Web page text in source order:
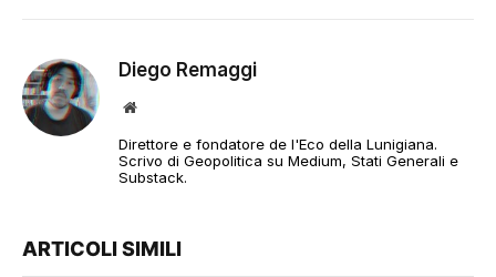
Diego Remaggi
Sito
Direttore e fondatore de l'Eco della Lunigiana.
Scrivo di Geopolitica su Medium, Stati Generali e
Substack.
ARTICOLI SIMILI